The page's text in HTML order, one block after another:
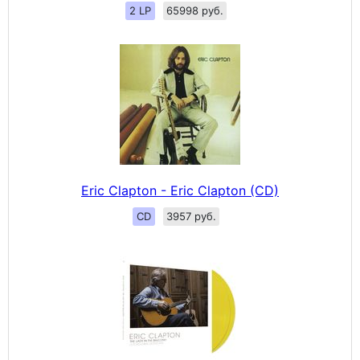
2 LP 65998 руб.
Eric Clapton - Eric Clapton (CD)
CD 3957 руб.